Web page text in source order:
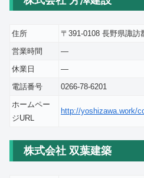
住所 〒391-0108 長野県諏訪
営業時間
―
休業日
―
電話番号
0266-78-6201
ホームペー
ジURL
http://yoshizawa.work/
株式会社 双葉建築